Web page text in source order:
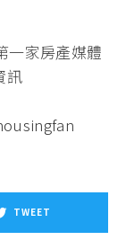
一家房產媒體
訊
TWEET